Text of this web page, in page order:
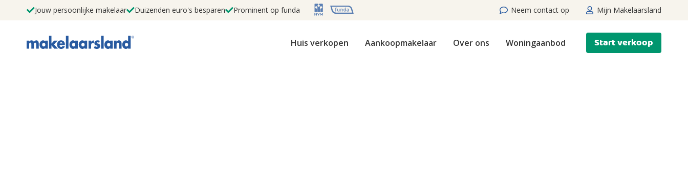
Jouw persoonlijke makelaar Duizenden euro's besparen Prominent op funda Neem contact op Mijn Makelaarsland
Huis verkopen Aankoopmakelaar Over ons Woningaanbod Start verkoop